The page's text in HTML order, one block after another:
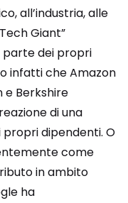
all’industria, alle
Giant”
parte dei propri
infatti che Amazon
e Berkshire
di una
dipendenti. O
come
in ambito
ha